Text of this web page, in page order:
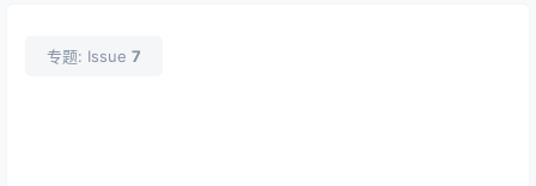
专题: Issue 7